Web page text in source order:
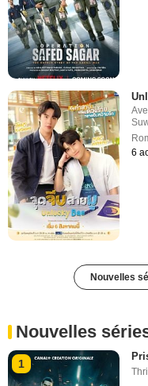
6
Nouvelles
Nouvelles
1